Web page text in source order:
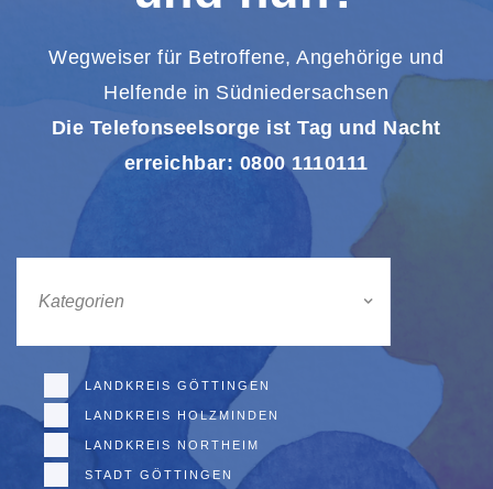
Wegweiser für Betroffene, Angehörige und
Helfende in Südniedersachsen
Die Telefonseelsorge ist Tag und Nacht
erreichbar: 0800 1110111
Kategorien
LANDKREIS GÖTTINGEN
LANDKREIS HOLZMINDEN
LANDKREIS NORTHEIM
STADT GÖTTINGEN